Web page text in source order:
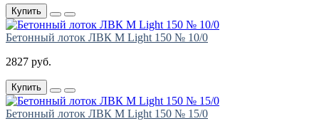
Купить
Бетонный лоток ЛВК М Light 150 № 10/0
2827 руб.
Купить
Бетонный лоток ЛВК М Light 150 № 15/0